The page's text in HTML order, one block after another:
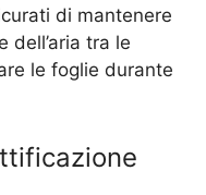
di mantenere
dell’aria tra le
le foglie durante